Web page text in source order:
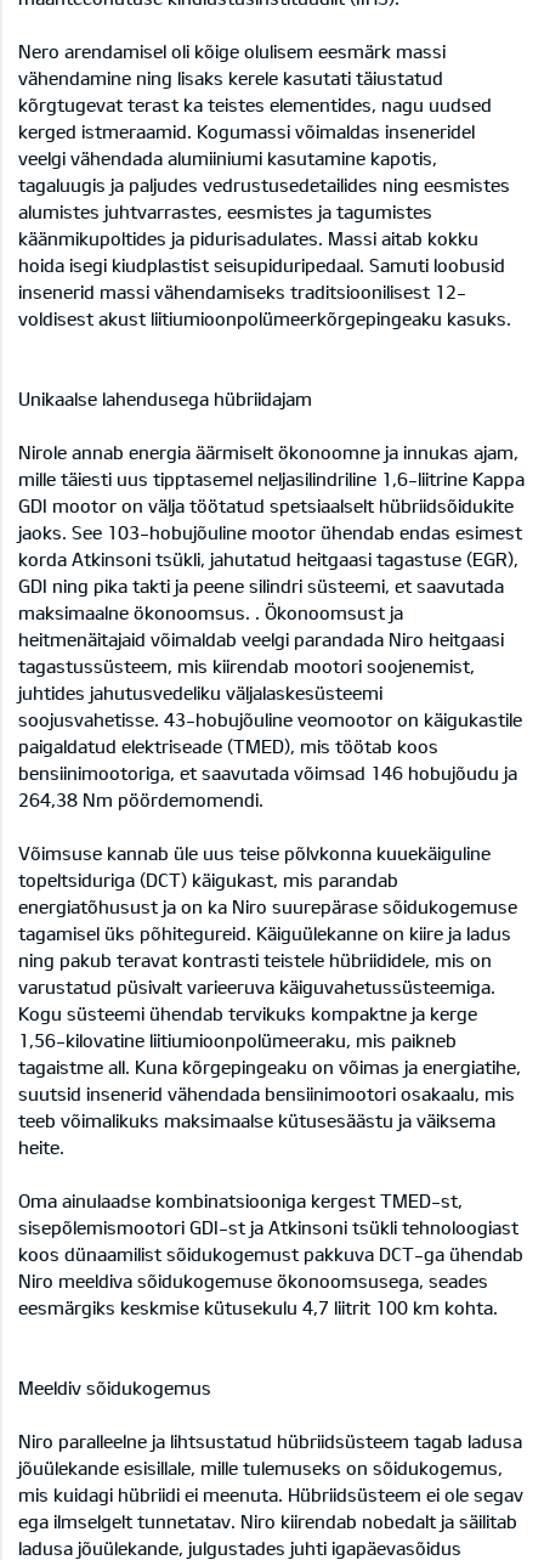
Nero arendamisel oli kõige olulisem eesmärk massi
vähendamine ning lisaks kerele kasutati täiustatud
kõrgtugevat terast ka teistes elementides, nagu uudsed
kerged istmeraamid. Kogumassi võimaldas inseneridel
veelgi vähendada alumiiniumi kasutamine kapotis,
tagaluugis ja paljudes vedrustusedetailides ning eesmistes
alumistes juhtvarrastes, eesmistes ja tagumistes
käänmikupoltides ja pidurisadulates. Massi aitab kokku
hoida isegi kiudplastist seisupiduripedaal. Samuti loobusid
insenerid massi vähendamiseks traditsioonilisest 12-
voldisest akust liitiumioonpolümeerkõrgepingeaku kasuks.
Unikaalse lahendusega hübriidajam
Nirole annab energia äärmiselt ökonoomne ja innukas ajam,
mille täiesti uus tipptasemel neljasilindriline 1,6-liitrine Kappa
GDI mootor on välja töötatud spetsiaalselt hübriidsõidukite
jaoks. See 103-hobujõuline mootor ühendab endas esimest
korda Atkinsoni tsükli, jahutatud heitgaasi tagastuse (EGR),
GDI ning pika takti ja peene silindri süsteemi, et saavutada
maksimaalne ökonoomsus. . Ökonoomsust ja
heitmenäitajaid võimaldab veelgi parandada Niro heitgaasi
tagastussüsteem, mis kiirendab mootori soojenemist,
juhtides jahutusvedeliku väljalaskesüsteemi
soojusvahetisse. 43-hobujõuline veomootor on käigukastile
paigaldatud elektriseade (TMED), mis töötab koos
bensiinimootoriga, et saavutada võimsad 146 hobujõudu ja
264,38 Nm pöördemomendi.
Võimsuse kannab üle uus teise põlvkonna kuuekäiguline
topeltsiduriga (DCT) käigukast, mis parandab
energiatõhusust ja on ka Niro suurepärase sõidukogemuse
tagamisel üks põhitegureid. Käiguülekanne on kiire ja ladus
ning pakub teravat kontrasti teistele hübriididele, mis on
varustatud püsivalt varieeruva käiguvahetussüsteemiga.
Kogu süsteemi ühendab tervikuks kompaktne ja kerge
1,56-kilovatine liitiumioonpolümeeraku, mis paikneb
tagaistme all. Kuna kõrgepingeaku on võimas ja energiatihe,
suutsid insenerid vähendada bensiinimootori osakaalu, mis
teeb võimalikuks maksimaalse kütusesäästu ja väiksema
heite.
Oma ainulaadse kombinatsiooniga kergest TMED-st,
sisepõlemismootori GDI-st ja Atkinsoni tsükli tehnoloogiast
koos dünaamilist sõidukogemust pakkuva DCT-ga ühendab
Niro meeldiva sõidukogemuse ökonoomsusega, seades
eesmärgiks keskmise kütusekulu 4,7 liitrit 100 km kohta.
Meeldiv sõidukogemus
Niro paralleelne ja lihtsustatud hübriidsüsteem tagab ladusa
jõuülekande esisillale, mille tulemuseks on sõidukogemus,
mis kuidagi hübriidi ei meenuta. Hübriidsüsteem ei ole segav
ega ilmselgelt tunnetatav. Niro kiirendab nobedalt ja säilitab
ladusa jõuülekande, julgustades juhti igapäevasõidus